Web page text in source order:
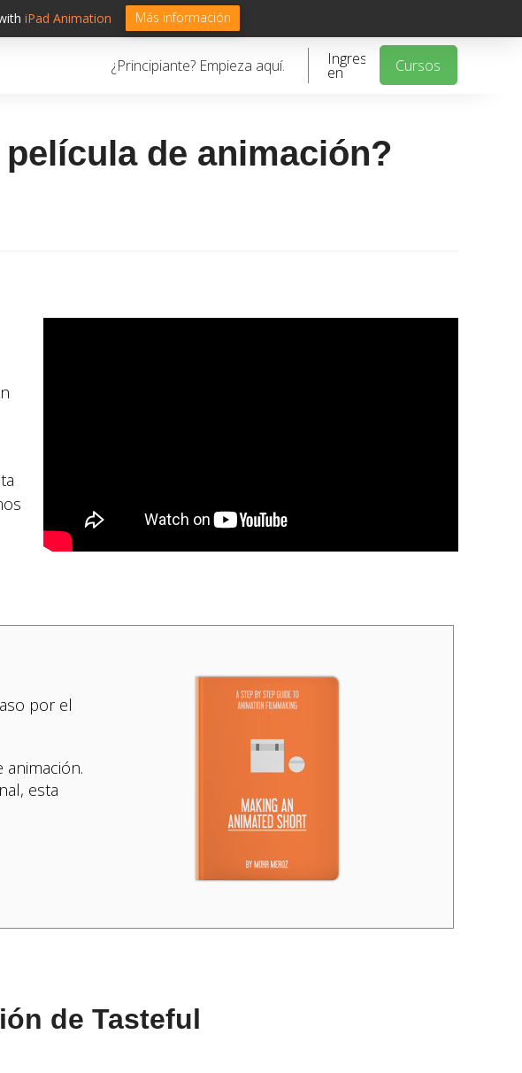
iPad Animation Más información
¿Principiante? Empieza aquí. Ingresa
en Cursos
de animación?
por el
esta
de Tasteful